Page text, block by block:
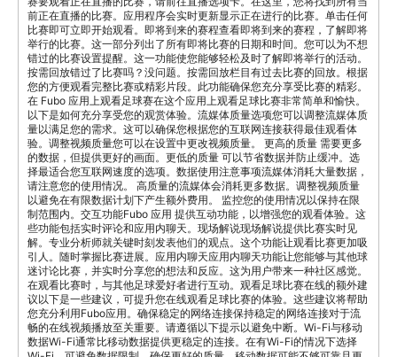
前正在直播的比赛。应用程序会实时更新显示正在进行的比赛。单击任何
比赛即可立即开始观看。即将到来的赛程查看即将到来的赛程，了解即将
举行的比赛。这一部分列出了所有即将比赛的日期和时间。您可以为不想
错过的比赛设置提醒。这一功能使您能够轻松及时了解即将举行的活动。
按需回放错过了比赛吗？没问题。按需回放栏目有过去比赛的回放。根据
您的方便观看完整比赛或精彩片段。此功能确保您充分享受比赛的精彩。
在 Fubo 应用上观看足球赛在这个应用上观看足球比赛非常简单和愉快。
以下是如何充分享受您的观赏体验。流媒体质量选项您可以调整流媒体质
量以满足您的需求。这可以确保您根据您的互联网连接获得最佳观看体
验。调整视频质量您可以在设置中更改视频质量。 更高的质量 需要更多
的数据，但提供更好的画面。更低的质量 可以节省数据并防止缓冲。选
择最适合您互联网速度的选项。数据使用注意事项流媒体消耗大量数据，
请注意您的使用情况。 高质量的流媒体会消耗更多数据。调整视频质量
以避免在有限数据计划下产生额外费用。 监控您的使用情况以保持在限
制范围内。交互功能Fubo 应用 提供互动功能，以增强您的观看体验。这
些功能包括实时评论和应用内聊天。现场解说现场解说提供比赛实时见
解。专业分析师就关键时刻发表他们的观点。这个功能让观看比赛更加吸
引人。随时掌握比赛进展。应用内聊天应用内聊天功能让您能够与其他球
迷讨论比赛，并实时分享您的想法和反应。这为用户带来一种社区感觉。
在观看比赛时，与其他足球爱好者进行互动。观看足球比赛在线的额外建
议以下是一些建议，可提升您在线观看足球比赛的体验。这些建议将帮助
您充分利用Fubo应用。确保稳定的网络连接保持稳定的网络连接对于流
畅的在线视频播放至关重要。请遵循以下提示以避免中断。Wi-Fi与移动
数据Wi-Fi通常比移动数据提供更稳定的连接。在有Wi-Fi的情况下选择